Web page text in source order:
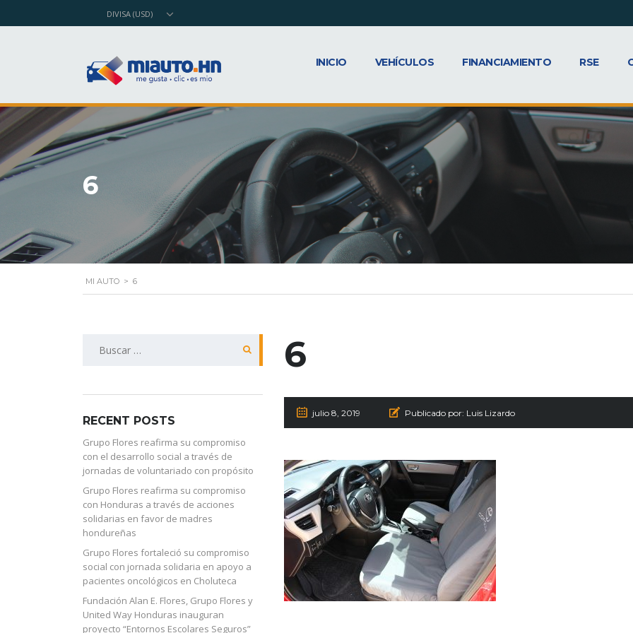
DIVISA (USD)
INICIO VEHÍCULOS FINANCIAMIENTO RSE
6
MI AUTO > 6
6
julio 8, 2019 Publicado por: Luis Lizardo
RECENT POSTS
Grupo Flores reafirma su compromiso
con el desarrollo social a través de
jornadas de voluntariado con propósito
Grupo Flores reafirma su compromiso
con Honduras a través de acciones
solidarias en favor de madres
hondureñas
Grupo Flores fortaleció su compromiso
social con jornada solidaria en apoyo a
pacientes oncológicos en Choluteca
Fundación Alan E. Flores, Grupo Flores y
United Way Honduras inauguran
proyecto “Entornos Escolares Seguros”